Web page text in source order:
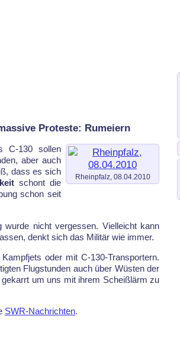
Proteste: Rumeiern
Rheinpfalz, 08.04.2010
C-130 sollen
aber auch
dass es sich
schont die
schon seit
wurde nicht vergessen. Vielleicht kann
denkt sich das Militär wie immer.
oder mit C-130-Transportern.
Flugstunden auch über Wüsten der
um uns mit ihrem Scheißlärm zu
SWR-Nachrichten.